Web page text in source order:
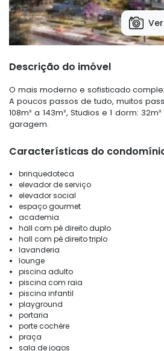
Descrição do imóvel
O mais moderno e sofisticado
A poucos passos de tudo, muitos
108m² a 143m², Studios e 1 dorm:
garagem.
Características do
brinquedoteca
elevador de serviço
elevador social
espaço gourmet
academia
hall com pé direito duplo
hall com pé direito triplo
lavanderia
lounge
piscina adulto
piscina com raia
piscina infantil
playground
portaria
porte cochère
praça
sala de jogos